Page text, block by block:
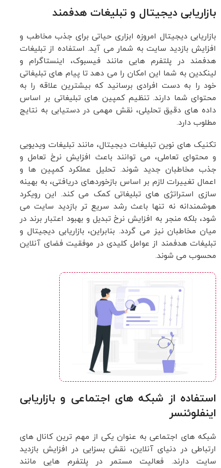
بازاریابی دیجیتال و تبلیغات هدفمند
بازاریابی دیجیتال امروزه ابزاری حیاتی برای جذب مخاطب و
افزایش بازدید سایت به شمار می آید. استفاده از تبلیغات
هدفمند در پلتفرم هایی مانند فیسبوک، اینستاگرام و
لینکدین به شما این امکان را می دهد تا پیام های تبلیغاتی
خود را به دست افرادی برسانید که بیشترین علاقه را به
محتوای شما دارند. تنظیم کمپین های تبلیغاتی بر اساس
داده های دقیق تحلیلی، نقش مهمی در دستیابی به نتایج
مطلوب دارد.
تکنیک های نوین تبلیغات دیجیتال، مانند تبلیغات ویدیویی
و محتوای تعاملی، می توانند باعث افزایش نرخ تعامل و
جذب مخاطبان جدید شوند. تحلیل عملکرد کمپین ها و
اعمال تغییرات لازم بر اساس بازخوردهای دریافتی، به بهینه
سازی استراتژی های تبلیغاتی کمک می کند. این رویکرد
هوشمندانه نه تنها باعث رشد سریع تر بازدید سایت می
شود، بلکه منجر به افزایش نرخ تبدیل و بهبود اعتبار برند در
میان مخاطبان نیز می گردد. بنابراین، بازاریابی دیجیتال و
تبلیغات هدفمند از عوامل کلیدی در موفقیت فضای آنلاین
محسوب می شوند.
استفاده از شبکه های اجتماعی و بازاریابی
اینفلوئنسر
شبکه های اجتماعی به عنوان یکی از مهم ترین کانال های
ارتباطی در دنیای آنلاین، نقش بسزایی در افزایش بازدید
سایت دارند. فعالیت مستمر در پلتفرم هایی مانند